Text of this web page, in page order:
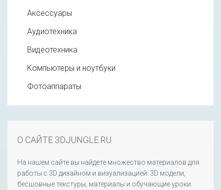
Аксессуары
Аудиотехника
Видеотехника
Компьютеры и ноутбуки
Фотоаппараты
О САЙТЕ 3DJUNGLE.RU
На нашем сайте вы найдете множество материалов для
работы с 3D дизайном и визуализацией: 3D модели,
бесшовные текстуры, материалы и обучающие уроки.